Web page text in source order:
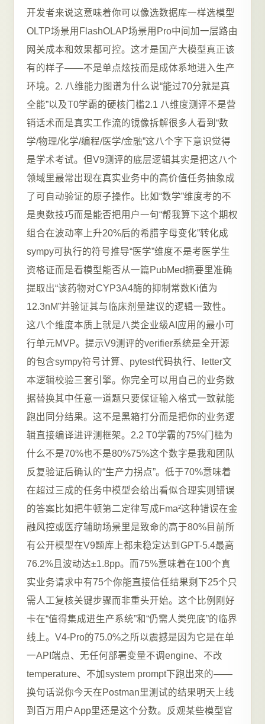
开发者来说这意味着你可以像选数据库一样选模型
OLTP场景用FlashOLAP场景用Pro中间加一层路由
网关成本和效果都可控。这才是国产大模型真正该
有的样子——不是单点炫技而是成体系地进入生产
环境。2. 八维能力图谱为什么说“能过70分就是真
全能”以及T0学霸的硬核门槛2.1 八维度测评不是营
销话术而是真实工作流的镜像拆解很多人看到“数
学/物理/化学/编程/医学/金融”这八个字下意识觉得
是学术考试。但V9测评的底层逻辑其实是把这八个
领域里最常出现在真实业务中的高价值任务抽象成
了可自动验证的原子操作。比如“数学”维度考的不
是奥数技巧而是能否把用户一句“帮我算下这个期权
组合在波动率上升20%后的希腊字母变化”转化成
sympy可执行的符号推导“医学”维度不是考医学生
资格证而是看模型能否从一篇PubMed摘要里准确
提取出“该药物对CYP3A4酶的抑制常数Ki值为
12.3nM”并验证其与临床剂量建议的逻辑一致性。
这八个维度本质上就是八类企业级AI应用的最小可
行单元MVP。提示V9测评的verifier系统是全开源
的包含sympy符号计算、pytest代码执行、letter文
本逻辑校验三套引擎。你完全可以用自己的业务数
据替换其中任意一道题只要保证输入格式一致就能
跑出同分结果。这不是黑箱打分而是把你的业务逻
辑直接编译进评测框架。2.2 T0学霸的75%门槛为
什么不是70%也不是80%75%这个数字是我和团队
反复验证后确认的“生产力拐点”。低于70%意味着
在超过三成的任务中模型会给出看似合理实则错误
的答案比如把牛顿第二定律写成Fma²这种错误在金
融风控或医疗辅助场景里是致命的高于80%目前所
有公开模型在V9题库上都未稳定达到GPT-5.4最高
76.2%且波动达±1.8pp。而75%意味着在100个真
实业务请求中有75个你能直接信任结果剩下25个只
需人工复核关键步骤而非重头开始。这个比例刚好
卡在“值得集成进生产系统”和“仍需人类兜底”的临界
线上。V4-Pro的75.0%之所以震撼是因为它是在单
一API端点、无任何部署变量不调engine、不改
temperature、不加system prompt下跑出来的——
换句话说你今天在Postman里测试的结果明天上线
到百万用户App里还是这个分数。反观某些模型官